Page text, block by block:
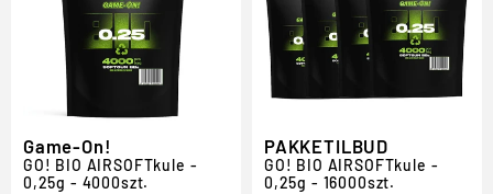
Game-On!
GO! BIO AIRSOFTkule -
0,25g - 4000szt.
PAKKETILBUD
GO! BIO AIRSOFTkule -
0,25g - 16000szt.